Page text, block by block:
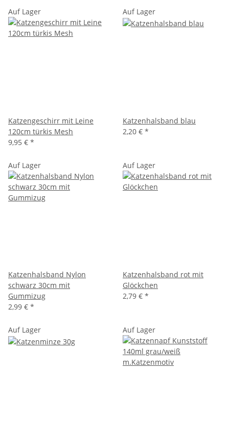
Auf Lager
Katzengeschirr mit Leine
120cm türkis Mesh
9,95 € *
Auf Lager
Katzenhalsband blau
2,20 € *
Auf Lager
Katzenhalsband Nylon
schwarz 30cm mit
Gummizug
2,99 € *
Auf Lager
Katzenhalsband rot mit
Glöckchen
2,79 € *
Auf Lager Auf Lager